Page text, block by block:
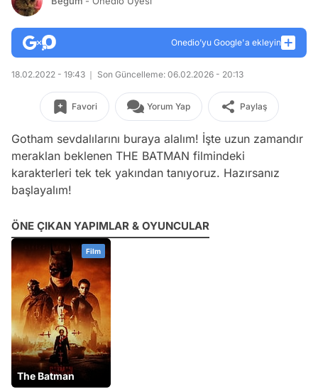
Onedio’yu Google'a ekleyin
18.02.2022 - 19:43 Son Güncelleme: 06.02.2026 - 20:13
Favori Yorum Yap Paylaş
Gotham sevdalılarını buraya alalım! İşte uzun zamandır
meraklan beklenen THE BATMAN filmindeki
karakterleri tek tek yakından tanıyoruz. Hazırsanız
başlayalım!
ÖNE ÇIKAN YAPIMLAR & OYUNCULAR
Film
The Batman